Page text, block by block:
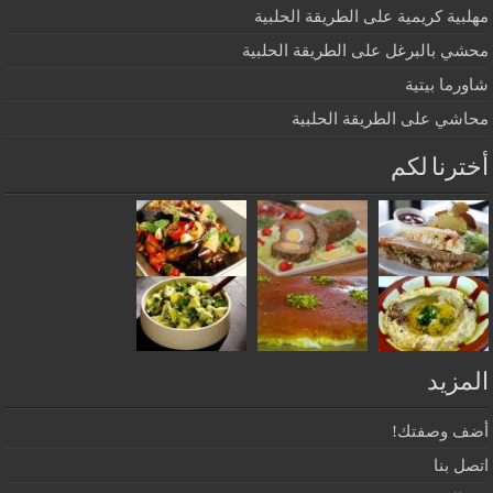
مهلبية كريمية على الطريقة الحلبية
محشي بالبرغل على الطريقة الحلبية
شاورما بيتية
محاشي على الطريقة الحلبية
أخترنا لكم
المزيد
أضف وصفتك!
اتصل بنا